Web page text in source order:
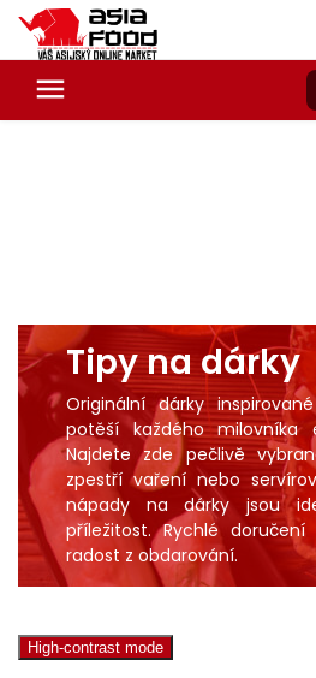
Tipy na dárky
Originální dárky
potěší každého milovníka
Najdete zde pečlivě
zpestří vaření nebo
nápady na dárky jsou
příležitost. Rychlé
radost z obdarování.
High-contrast mode